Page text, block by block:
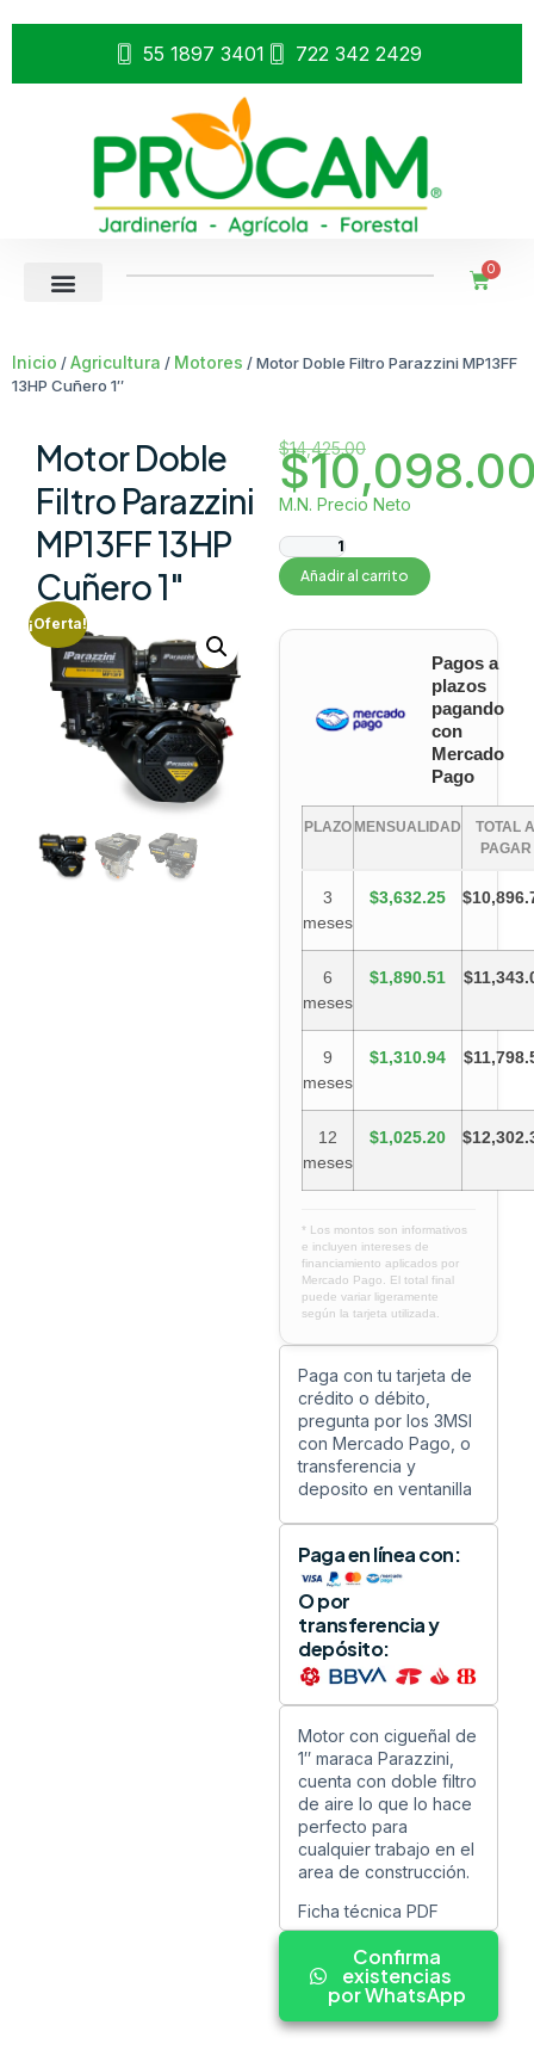
55 1897 3401 722 342 2429
0
Inicio /Agricultura / Motores / Motor Doble Filtro Parazzini MP13FF
13HP Cuñero 1″
Motor Doble
Filtro Parazzini
MP13FF 13HP
Cuñero 1″
¡Oferta!
$14,425.00
$
M.N. Precio Neto
Añadir al carrito
Pagos a
plazos
pagando
con
Mercado
Pago
PLAZO MENSUALIDAD
TOTAL A
PAGAR
3
meses
$3,632.25
6
meses
$1,890.51
9
meses
$1,310.94
12
meses
$1,025.20
* Los montos son informativos
e incluyen intereses de
financiamiento aplicados por
Mercado Pago. El total final
puede variar ligeramente
según la tarjeta utilizada.
Paga con tu tarjeta de
crédito o débito,
pregunta por los 3MSI
con Mercado Pago, o
transferencia y
deposito en ventanilla
Paga en línea con:
O por
transferencia y
depósito:
Motor con cigueñal de
1″ maraca Parazzini,
cuenta con doble filtro
de aire lo que lo hace
perfecto para
cualquier trabajo en el
area de construcción.
Ficha técnica PDF
Confirma
existencias
por WhatsApp